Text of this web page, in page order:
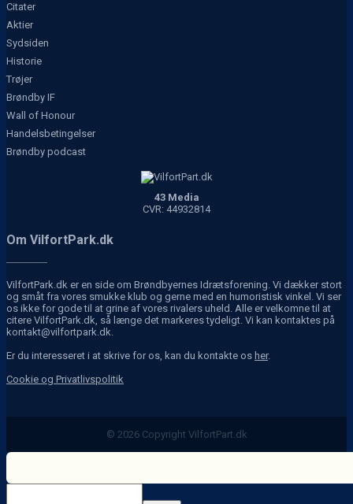
Citater
Aktier
Sydsiden
Historie
Trøjer
Brøndby IF
Wall of Honour
Handelsbetingelser
Brøndby podcast
43 Media
CVR: 44932814
Om VilfortPark.dk
VilfortPark.dk er en side om Brøndbyernes Idrætsforening. Vi dækker stort
og småt fra vores smukke klub og gerne med en humoristisk vinkel. Vi ser
os ikke for gode til at grine af vores rivalers uheld. Alle er velkomne til at
citere VilfortPark.dk, så længe det markeres tydeligt. Vi kan kontaktes på
kontakt@vilfortpark.dk.
Er du interesseret i at skrive for os, kan du kontakte os her.
Cookie og Privatlivspolitik
© 2026 Copyright VilfortPart.dk